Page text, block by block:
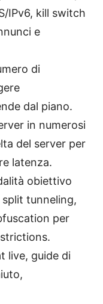
IPv6, kill switch
e
di
dal piano.
in numerosi
del server per
latenza.
obiettivo
tunneling,
per
live, guide di